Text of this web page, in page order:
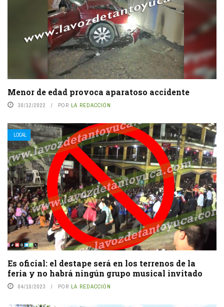
Menor de edad provoca aparatoso accidente
30/12/2022 POR LA REDACCIÓN
LOCAL
Es oficial: el destape será en los terrenos de la
feria y no habrá ningún grupo musical invitado
04/10/2023 POR LA REDACCIÓN